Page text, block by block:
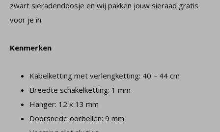
zwart sieradendoosje en wij pakken jouw sieraad gratis
voor je in.
Kenmerken
Kabelketting met verlengketting: 40 – 44 cm
Breedte schakelketting: 1 mm
Hanger: 12 x 13 mm
Doorsnede oorbellen: 9 mm